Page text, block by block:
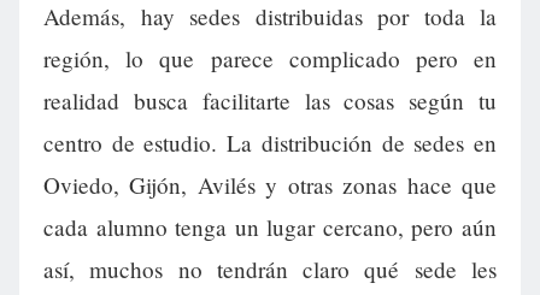
Además, hay sedes distribuidas por toda la
región, lo que parece complicado pero en
realidad busca facilitarte las cosas según tu
centro de estudio. La distribución de sedes en
Oviedo, Gijón, Avilés y otras zonas hace que
cada alumno tenga un lugar cercano, pero aún
así, muchos no tendrán claro qué sede les